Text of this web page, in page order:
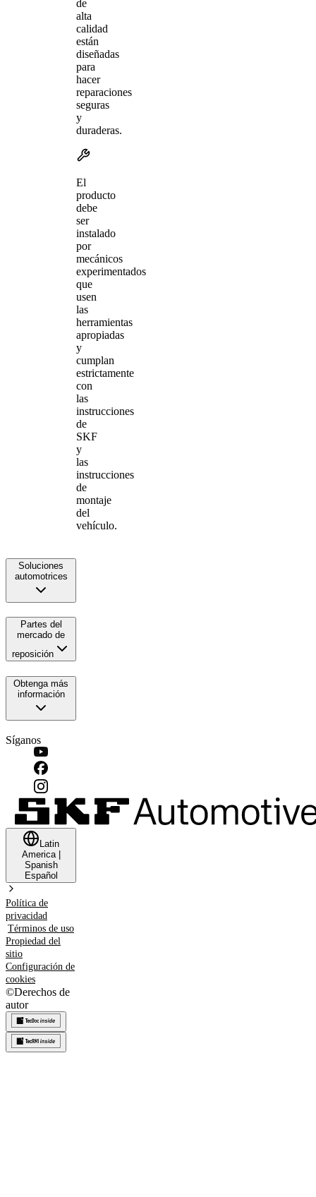
de
alta
calidad
están
diseñadas
para
hacer
reparaciones
seguras
y
duraderas.
El
producto
debe
ser
instalado
por
mecánicos
experimentados
que
usen
las
herramientas
apropiadas
y
cumplan
estrictamente
con
las
instrucciones
de
SKF
y
las
instrucciones
de
montaje
del
vehículo.
Soluciones
automotrices
Partes del
mercado de
reposición
Obtenga más
información
Síganos
Latin
America|
Spanish
Español
Política de
privacidad
Términos de uso
Propiedad del
sitio
Configuración de
cookies
©Derechos de
autor